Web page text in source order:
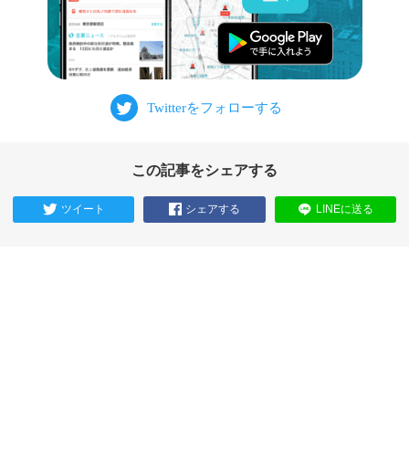
この記事をシェアする
ツイート シェアする LINEに送る